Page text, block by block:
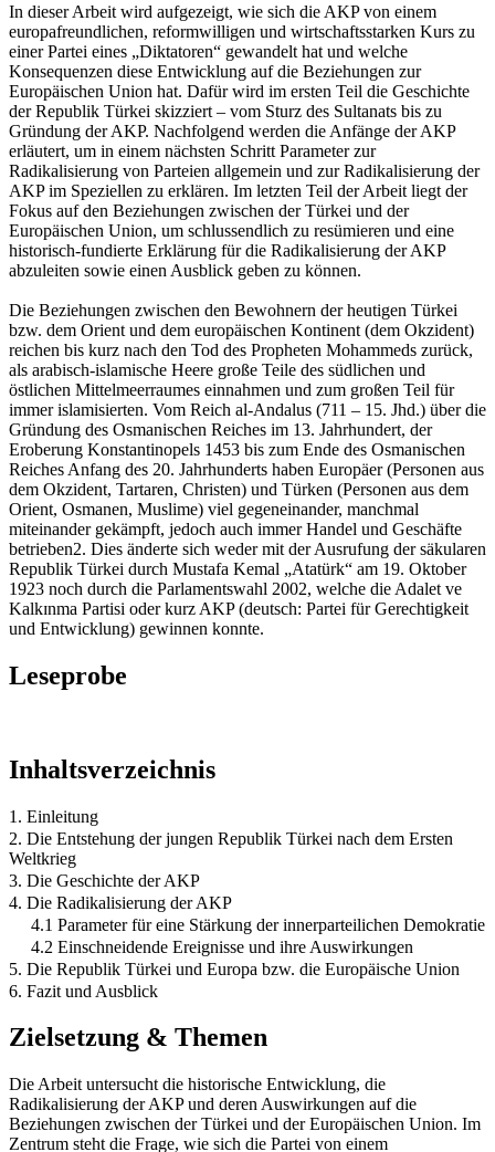
In dieser Arbeit wird aufgezeigt, wie sich die AKP von einem
europafreundlichen, reformwilligen und wirtschaftsstarken Kurs zu
einer Partei eines „Diktatoren“ gewandelt hat und welche
Konsequenzen diese Entwicklung auf die Beziehungen zur
Europäischen Union hat. Dafür wird im ersten Teil die Geschichte
der Republik Türkei skizziert – vom Sturz des Sultanats bis zu
Gründung der AKP. Nachfolgend werden die Anfänge der AKP
erläutert, um in einem nächsten Schritt Parameter zur
Radikalisierung von Parteien allgemein und zur Radikalisierung der
AKP im Speziellen zu erklären. Im letzten Teil der Arbeit liegt der
Fokus auf den Beziehungen zwischen der Türkei und der
Europäischen Union, um schlussendlich zu resümieren und eine
historisch-fundierte Erklärung für die Radikalisierung der AKP
abzuleiten sowie einen Ausblick geben zu können.
Die Beziehungen zwischen den Bewohnern der heutigen Türkei
bzw. dem Orient und dem europäischen Kontinent (dem Okzident)
reichen bis kurz nach den Tod des Propheten Mohammeds zurück,
als arabisch-islamische Heere große Teile des südlichen und
östlichen Mittelmeerraumes einnahmen und zum großen Teil für
immer islamisierten. Vom Reich al-Andalus (711 – 15. Jhd.) über die
Gründung des Osmanischen Reiches im 13. Jahrhundert, der
Eroberung Konstantinopels 1453 bis zum Ende des Osmanischen
Reiches Anfang des 20. Jahrhunderts haben Europäer (Personen aus
dem Okzident, Tartaren, Christen) und Türken (Personen aus dem
Orient, Osmanen, Muslime) viel gegeneinander, manchmal
miteinander gekämpft, jedoch auch immer Handel und Geschäfte
betrieben2. Dies änderte sich weder mit der Ausrufung der säkularen
Republik Türkei durch Mustafa Kemal „Atatürk“ am 19. Oktober
1923 noch durch die Parlamentswahl 2002, welche die Adalet ve
Kalkɪnma Partisi oder kurz AKP (deutsch: Partei für Gerechtigkeit
und Entwicklung) gewinnen konnte.
Leseprobe
Inhaltsverzeichnis
1. Einleitung
2. Die Entstehung der jungen Republik Türkei nach dem Ersten
Weltkrieg
3. Die Geschichte der AKP
4. Die Radikalisierung der AKP
4.1 Parameter für eine Stärkung der innerparteilichen Demokratie
4.2 Einschneidende Ereignisse und ihre Auswirkungen
5. Die Republik Türkei und Europa bzw. die Europäische Union
6. Fazit und Ausblick
Zielsetzung & Themen
Die Arbeit untersucht die historische Entwicklung, die
Radikalisierung der AKP und deren Auswirkungen auf die
Beziehungen zwischen der Türkei und der Europäischen Union. Im
Zentrum steht die Frage, wie sich die Partei von einem